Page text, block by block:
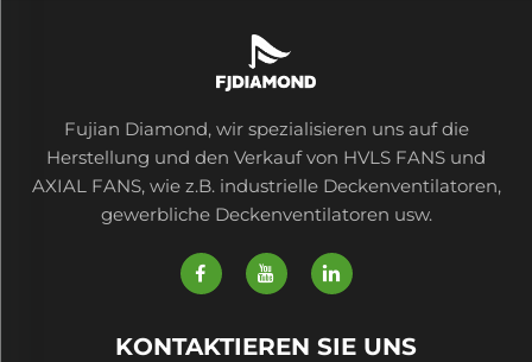
Fujian Diamond, wir spezialisieren uns auf die
Herstellung und den Verkauf von HVLS FANS und
AXIAL FANS, wie z.B. industrielle Deckenventilatoren,
gewerbliche Deckenventilatoren usw.
KONTAKTIEREN SIE UNS